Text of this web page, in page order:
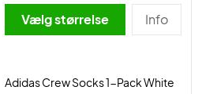
Vælg størrelse Info
Adidas Crew Socks 1-Pack White